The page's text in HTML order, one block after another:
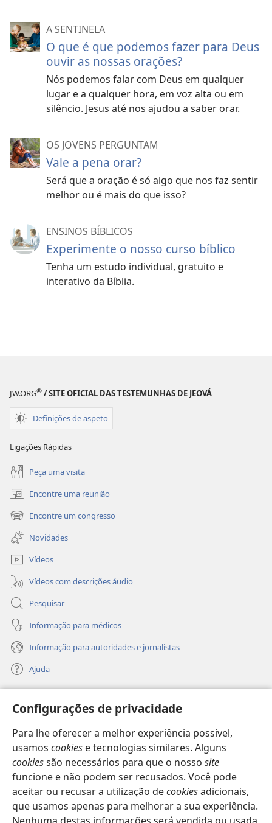
Configurações de privacidade
Para lhe oferecer a melhor experiência possível,
usamos cookies e tecnologias similares. Alguns
cookiessão necessários para que o nosso site
funcione e não podem ser recusados. Você pode
aceitar ou recusar a utilização decookiesadicionais,
que usamos apenas para melhorar a sua experiência.
A SENTINELA
O que é que podemos fazer para Deus
ouvir as nossas orações?
Nós podemos falar com Deus em qualquer
lugar e a qualquer hora, em voz alta ou em
silêncio. Jesus até nos ajudou a saber orar.
OS JOVENS PERGUNTAM
Vale a pena orar?
Será que a oração é só algo que nos faz sentir
melhor ou é mais do que isso?
ENSINOS BÍBLICOS
Experimente o nosso curso bíblico
Tenha um estudo individual, gratuito e
interativo da Bíblia.
JW.ORG® / SITE OFICIAL DAS TESTEMUNHAS DE JEOVÁ
Definições de aspeto
Ligações Rápidas
Peça uma visita
Encontre uma reunião
(abre
uma
nova
janela)
Encontre um congresso
(abre
uma
nova
janela)
Novidades
Vídeos
Vídeos com descrições áudio
Pesquisar
Informação para médicos
Informação para autoridades e jornalistas
Ajuda
(abre
uma
nova
janela)
BibliotecaOnline da Torre de Vigia™
(abre
uma
nova
janela)
JW Hub
(abre
uma
nova JW Library
Watchtower Library